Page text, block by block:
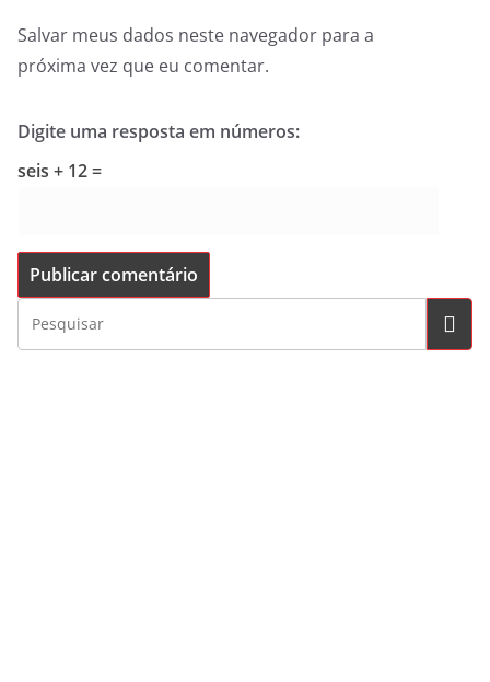
Salvar meus dados neste navegador para a
próxima vez que eu comentar.
Digite uma resposta em números:
seis + 12 =